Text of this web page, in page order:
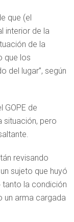
que (el
interior de la
de la
que los
del lugar”, según
GOPE de
situación, pero
revisando
sujeto que huyó
tanto la condición
un arma cargada